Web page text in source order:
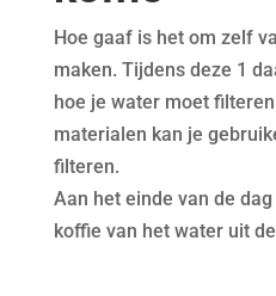
Hoe gaaf is het om zelf
maken. Tijdens deze 1
hoe je water moet
materialen kan je
filteren.
Aan het einde van de
koffie van het water uit